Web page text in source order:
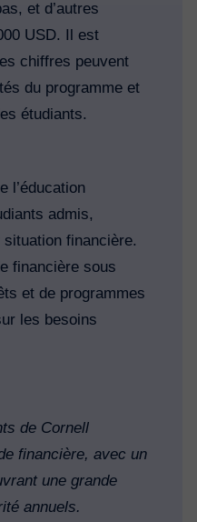
et d’autres
USD. Il est
chiffres peuvent
du programme et
étudiants.
l’éducation
admis,
financière.
financière sous
et de programmes
les besoins
de Cornell
financière, avec un
une grande
annuels.